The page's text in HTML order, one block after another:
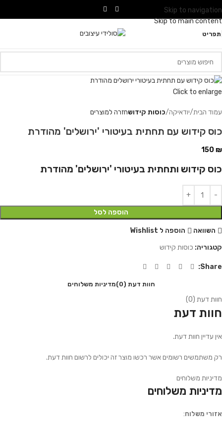
Skip to navigation
Skip to main content
תפריט
Click to enlarge
עמוד הבית יודאיקה כוסות קידושחזרה למוצרים
כוס קידוש עם תחתית בעיטורי 'ירושלים' מהודרת
150 ₪
כוס קידוש ותחתית בעיטורי 'ירושלים' מהודרת
הוספה לסל
השוואה
הוספה ל Wishlist
קטגוריה: כוסות קידוש
Share:
חוות דעת (0) מדיניות משלוחים
חוות דעת (0)
חוות דעת
אין עדיין חוות דעת.
רק משתמשים רשומים אשר רכשו מוצר זה יכולים לרשום חוות דעת.
מדיניות משלוחים
מדיניות משלוחים
אזורי משלוח: